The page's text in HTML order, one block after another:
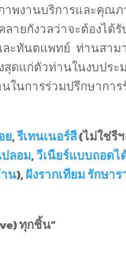
พงานบริการและคุณ
ายกังวลว่าจะต้องได้
ะทันตแพทย์ ท่านสา
สุดแก่ตัวท่านในงบปร
นการร่วมปรึกษาการ
ย,รีเทนเนอร์สี(ไม่ใช่รี
ลอม,วีเนียร์แบบถอดไ
น),ฝังรากเทียมรักษาร
ทุกชิ้น”